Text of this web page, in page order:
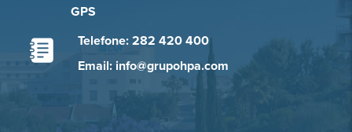
GPS
Telefone: 282 420 400
Email: info@grupohpa.com